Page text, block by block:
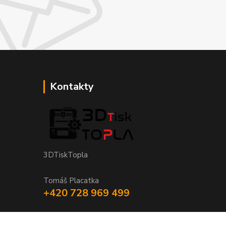
Kontakty
3DTiskTopla
Tomáš Placatka
+420 728 969 499